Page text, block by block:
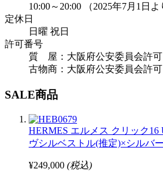
10:00～20:00 （2025年7月1日よ
定休日
日曜 祝日
許可番号
質 屋：大阪府公安委員会許可
古物商：大阪府公安委員会許可
SALE商品
HERMES エルメス クリック
ヴシルベストル(推定)×シルバ
¥249,000 (税込)